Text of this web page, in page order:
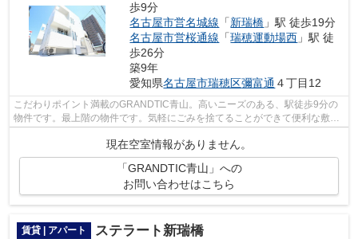
歩9分
名古屋市営名城線 「新瑞橋 」駅 徒歩19分
名古屋市営桜通線 「瑞穂運動場西 」駅 徒
歩26分
築9年
愛知県名古屋市瑞穂区彌富通 ４丁目12
こだわりポイント満載のGRANDTIC青山。高いニーズのある、駅徒歩9分の
物件です。最上階の物件です。気軽にごみを捨てることができて便利な敷地
現在空室情報がありません。
「GRANDTIC青山」への
お問い合わせはこちら
賃貸 | アパート ステラート新瑞橋